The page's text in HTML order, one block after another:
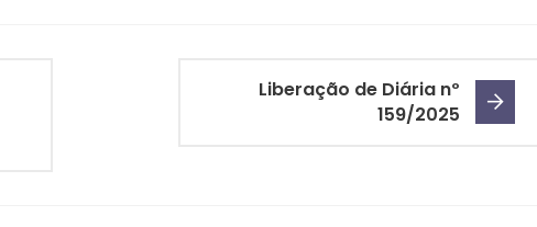
Liberação de Diária nº
159/2025